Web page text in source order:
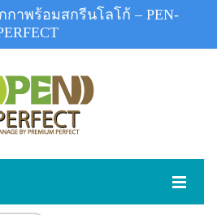
กาพร้อมสกรีนโลโก้ – PEN-